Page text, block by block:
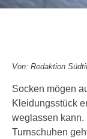
Von: Redaktion
Socken mögen
Kleidungsstück
weglassen kann.
Turnschuhen